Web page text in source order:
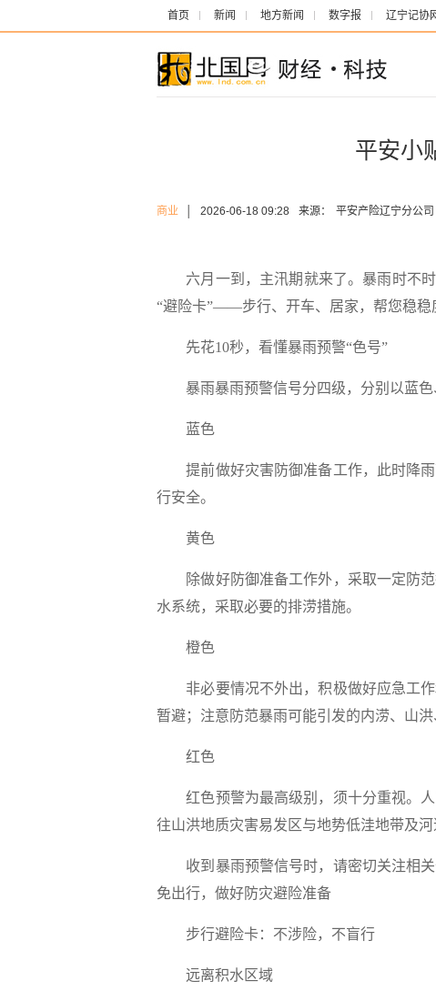
首页 新闻 地方新闻 数字报 辽宁记协
平安小
商业 2026-06-18 09:28 来源： 平安产险辽宁分公司
六月一到，主汛期就来了。暴雨时不
“避险卡”——步行、开车、居家，帮您稳稳
先花10秒，看懂暴雨预警“色号”
暴雨暴雨预警信号分四级，分别以蓝
蓝色
提前做好灾害防御准备工作，此时降
行安全。
黄色
除做好防御准备工作外，采取一定防
水系统，采取必要的排涝措施。
橙色
非必要情况不外出，积极做好应急工
暂避；注意防范暴雨可能引发的内涝、山洪
红色
红色预警为最高级别，须十分重视。
往山洪地质灾害易发区与地势低洼地带及
收到暴雨预警信号时，请密切关注相
免出行，做好防灾避险准备
步行避险卡： 不涉险，不盲行
远离积水区域